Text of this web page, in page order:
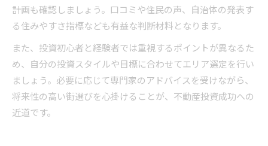
計画も確認しましょう。口コミや住民の声、自治体の発表す
る住みやすさ指標なども有益な判断材料となります。
また、投資初心者と経験者では重視するポイントが異なるた
め、自分の投資スタイルや目標に合わせてエリア選定を行い
ましょう。必要に応じて専門家のアドバイスを受けながら、
将来性の高い街選びを心掛けることが、不動産投資成功への
近道です。